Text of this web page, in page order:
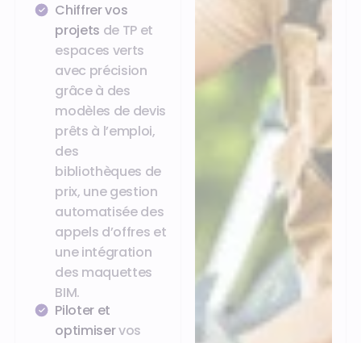
Chiffrer vos
projets de TP et
espaces verts
avec précision
grâce à des
modèles de devis
prêts à l’emploi,
des
bibliothèques de
prix, une gestion
automatisée des
appels d’offres et
une intégration
des maquettes
BIM.
Piloter et
optimiservos